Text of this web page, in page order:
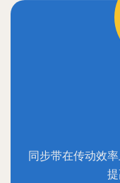
同步带在传动效